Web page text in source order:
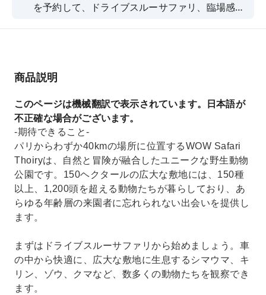
を予約して、ドライブスルーサファリ、臨場感あ
商品説明
このページは機械翻訳で表示されています。日本語が
不正確な場合がございます。
-期待できること-
パリからわずか40kmの場所に位置するWOW Safari
Thoiryは、自然と冒険が融合したユニークな野生動物
公園です。150ヘクタールの広大な敷地には、150種
以上、1,200頭を超える動物たちが暮らしており、あ
らゆる年齢層の来園者に忘れられない出会いを提供し
ます。
まずはドライブスルーサファリから始めましょう。車
の中から快適に、広大な敷地に生息するシマウマ、キ
リン、ゾウ、クマなど、数多くの動物たちを観察でき
ます。